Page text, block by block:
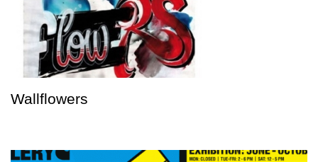
Wallflowers